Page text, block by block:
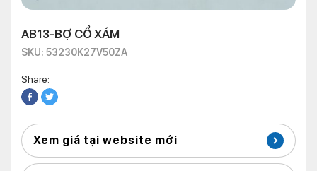
AB13-BỢ CỔ XÁM
SKU: 53230K27V50ZA
Share:
Xem giá tại website mới